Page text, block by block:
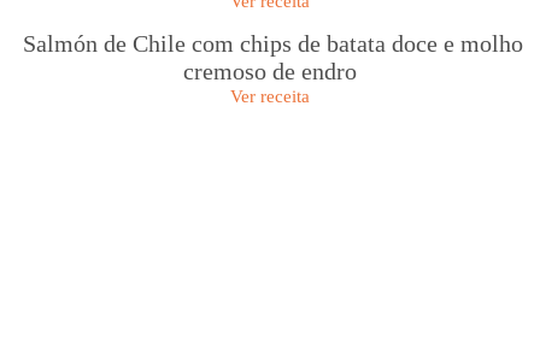
Salmón de Chile com chips de batata doce e molho
cremoso de endro
Ver receita